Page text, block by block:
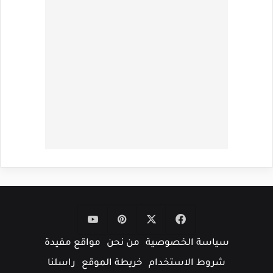
فيسبوك بينتيريست‫YouTube
سياسة الخصوصية من نحن
مواقع مفيدة
شروط الاستخدام
خريطة الموقع راسلنا